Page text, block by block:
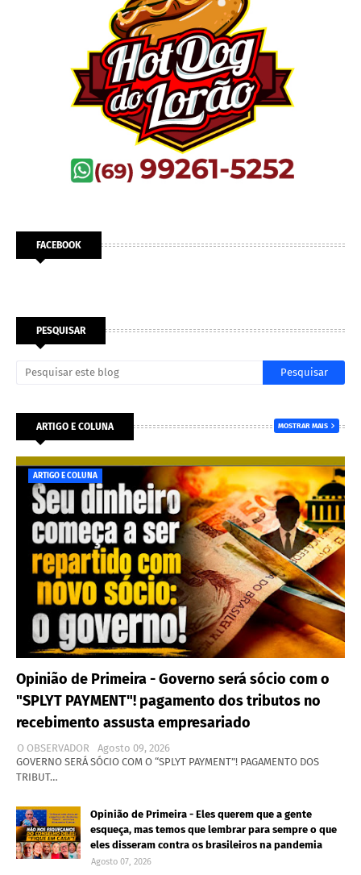
FACEBOOK
PESQUISAR
ARTIGO E COLUNA MOSTRAR MAIS
ARTIGO E COLUNA
Opinião de Primeira - Governo será sócio com o
"SPLYT PAYMENT"! pagamento dos tributos no
recebimento assusta empresariado
O OBSERVADOR
Agosto 09, 2026
GOVERNO SERÁ SÓCIO COM O “SPLYT PAYMENT”! PAGAMENTO DOS
TRIBUT…
Opinião de Primeira - Eles querem que a gente
esqueça, mas temos que lembrar para sempre o que
eles disseram contra os brasileiros na pandemia
Agosto 07, 2026